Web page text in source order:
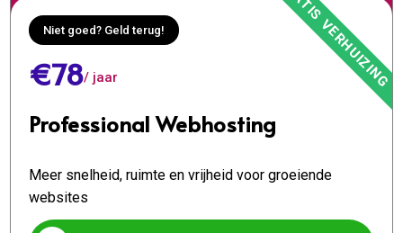
Niet goed? Geld terug!
€78/ jaar
Professional Webhosting
Meer snelheid, ruimte en vrijheid voor groeiende
websites